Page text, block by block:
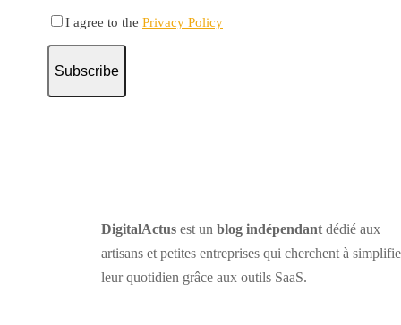
I agree to the Privacy Policy
Subscribe
DigitalActus est un blog indépendant dédié aux
artisans et petites entreprises qui cherchent à
leur quotidien grâce aux outils SaaS.